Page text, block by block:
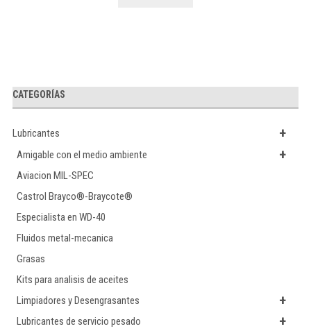
CATEGORÍAS
+
Lubricantes
+
Amigable con el medio ambiente
Aviacion MIL-SPEC
Castrol Brayco®-Braycote®
Especialista en WD-40
Fluidos metal-mecanica
Grasas
Kits para analisis de aceites
+
Limpiadores y Desengrasantes
+
Lubricantes de servicio pesado